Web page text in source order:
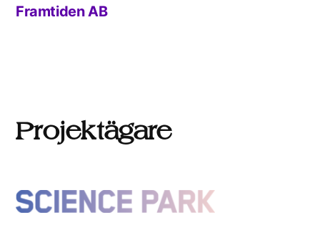
Framtiden AB
Projektägare